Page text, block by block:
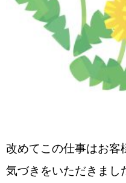
改めてこの仕事はお客
気づきをいただきまし